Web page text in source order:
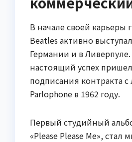
В начале своей карьеры
Beatles активно
Германии и в
настоящий успех
подписания контракта
Parlophone в 1962 году.
Первый студийный
«Please Please Me», стал